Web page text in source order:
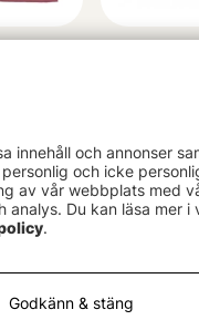
Savage
innehåll och annonser
och icke
av vår webbplats med
analys. Du kan läsa mer i
.
Godkänn & stäng